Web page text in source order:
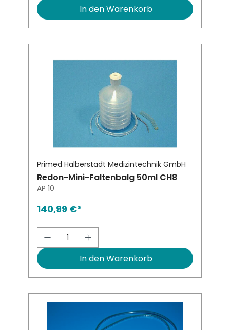
In den Warenkorb
Primed Halberstadt Medizintechnik GmbH
Redon-Mini-Faltenbalg 50ml CH8
AP 10
140,99 €*
Produkt Anzahl: Gib den
In den Warenkorb